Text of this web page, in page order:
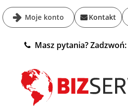
Moje konto Kontakt
Masz pytania? Zadzwoń: